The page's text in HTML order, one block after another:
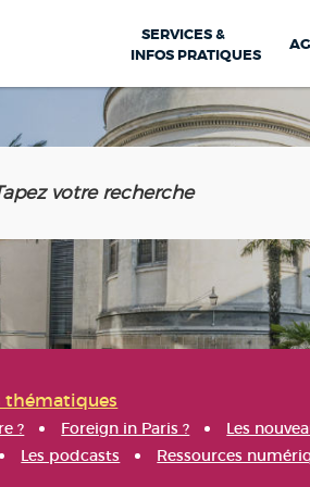
SERVICES &
INFOS PRATIQUES
thématiques
? Foreign in Paris ? Les
Les podcasts Ressources